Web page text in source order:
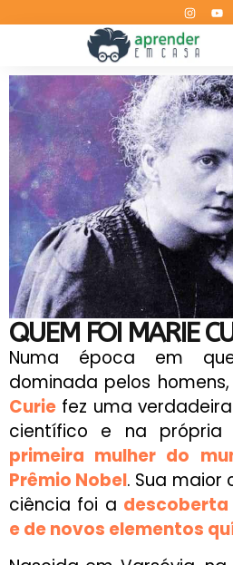
QUEM FOI MARIE
Numa época em
dominada pelos homens,
Curie fez uma
científico e na
primeira mulher do
Prêmio Nobel. Sua
ciência foi a
e de novos elementos